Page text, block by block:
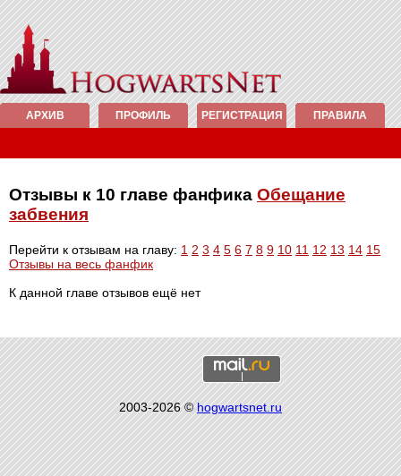
АРХИВ ПРОФИЛЬ РЕГИСТРАЦИЯ ПРАВИЛА
Отзывы к 10 главе фанфика Обещание
забвения
Перейти к отзывам на главу: 1 2 3 4 5 6 7 8 9 10 11 12 13 14 15
Отзывы на весь фанфик
К данной главе отзывов ещё нет
2003-2026 ©hogwartsnet.ru